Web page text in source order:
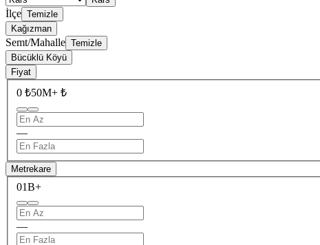
İlçe Temizle
Kağızman
Semt/Mahalle Temizle
Bücüklü Köyü
Fiyat
0 ₺50M+ ₺
—
Metrekare
01B+
—